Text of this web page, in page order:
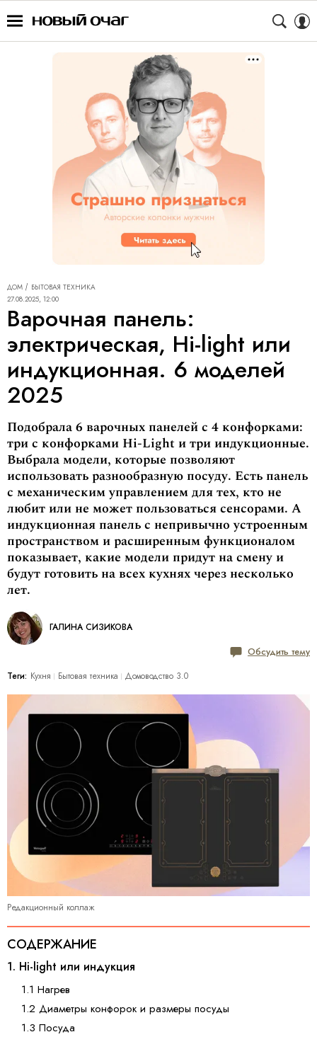
ДОМ
БЫТОВАЯ ТЕХНИКА
27.08.2025, 12:00
Варочная панель:
электрическая, Hi-light или
индукционная. 6 моделей
2025
Подобрала 6 варочных панелей с 4 конфорками:
три с конфорками Hi-Light и три индукционные.
Выбрала модели, которые позволяют
использовать разнообразную посуду. Есть панель
с механическим управлением для тех, кто не
любит или не может пользоваться сенсорами. А
индукционная панель с непривычно устроенным
пространством и расширенным функционалом
показывает, какие модели придут на смену и
будут готовить на всех кухнях через несколько
лет.
ГАЛИНА СИЗИКОВА
Обсудить тему
Теги: Кухня Бытовая техника Домоводство 3.0
Редакционный коллаж
СОДЕРЖАНИЕ
1. Hi-light или индукция
1.1 Нагрев
1.2 Диаметры конфорок и размеры посуды
1.3 Посуда